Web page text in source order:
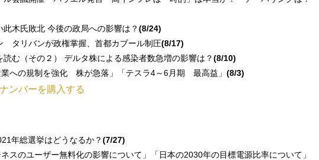
木氏敗北 今後の政局への影響は？(8/24)
タリバンが政権掌握、首都カブール制圧(8/17)
む（その２） デルタ株による感染者数急増の影響は？(8/10)
への規制を強化 株が急落」「テスラ4～6月期 最高益」 (8/3)
ンバーを購入する
年総選挙はどうなるか？(7/27)
スのユーザー無料化の影響について」「日本の2030年の目標電源比率について」